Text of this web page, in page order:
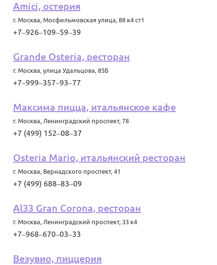
Amici, остерия
г. Москва, Мосфильмовская улица, 88 к4 ст1
+7‒926‒109‒59‒39
Grande Osteria, ресторан
г. Москва, улица Удальцова, 85Б
+7‒999‒357‒93‒77
Максима пицца, итальянское кафе
г. Москва, Ленинградский проспект, 78
+7 (499) 152‒08‒37
Osteria Mario, итальянский ресторан
г. Москва, Вернадского проспект, 41
+7 (499) 688‒83‒09
Al33 Gran Corona, ресторан
г. Москва, Ленинградский проспект, 33 к4
+7‒968‒670‒03‒33
Везувио, пиццерия